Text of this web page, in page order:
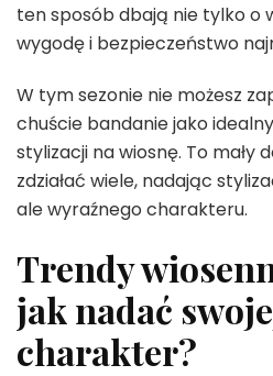
ten sposób dbają nie tylko o
wygodę i bezpieczeństwo
W tym sezonie nie możesz
chuście bandanie jako
stylizacji na wiosnę. To mały
zdziałać wiele, nadając
ale wyraźnego charakteru.
Trendy
jak nadać
charakter?